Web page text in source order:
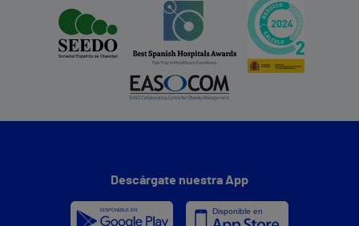
Descárgate nuestra App